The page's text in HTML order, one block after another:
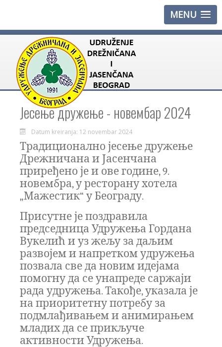
MENU
Јесење дружење - новембар 2024
Datum kreiranja: 12 novembar 2024
Традиционално јесење дружење
Дрежничана и Јасенчана
приређено је и ове године, 9.
новембра, у ресторану хотела
„Мажестик“ у Београду.
Присутне је поздравила
председница Удружења Гордана
Вукелић и уз жељу за даљим
развојем и напретком удружења
позвала све да новим идејама
помогну да се унапреде саржаји
рада удружења. Такође, указала је
на приоритетну потребу за
подмлађивањем и анимирањем
младих да се прикључе
активности Удружења.